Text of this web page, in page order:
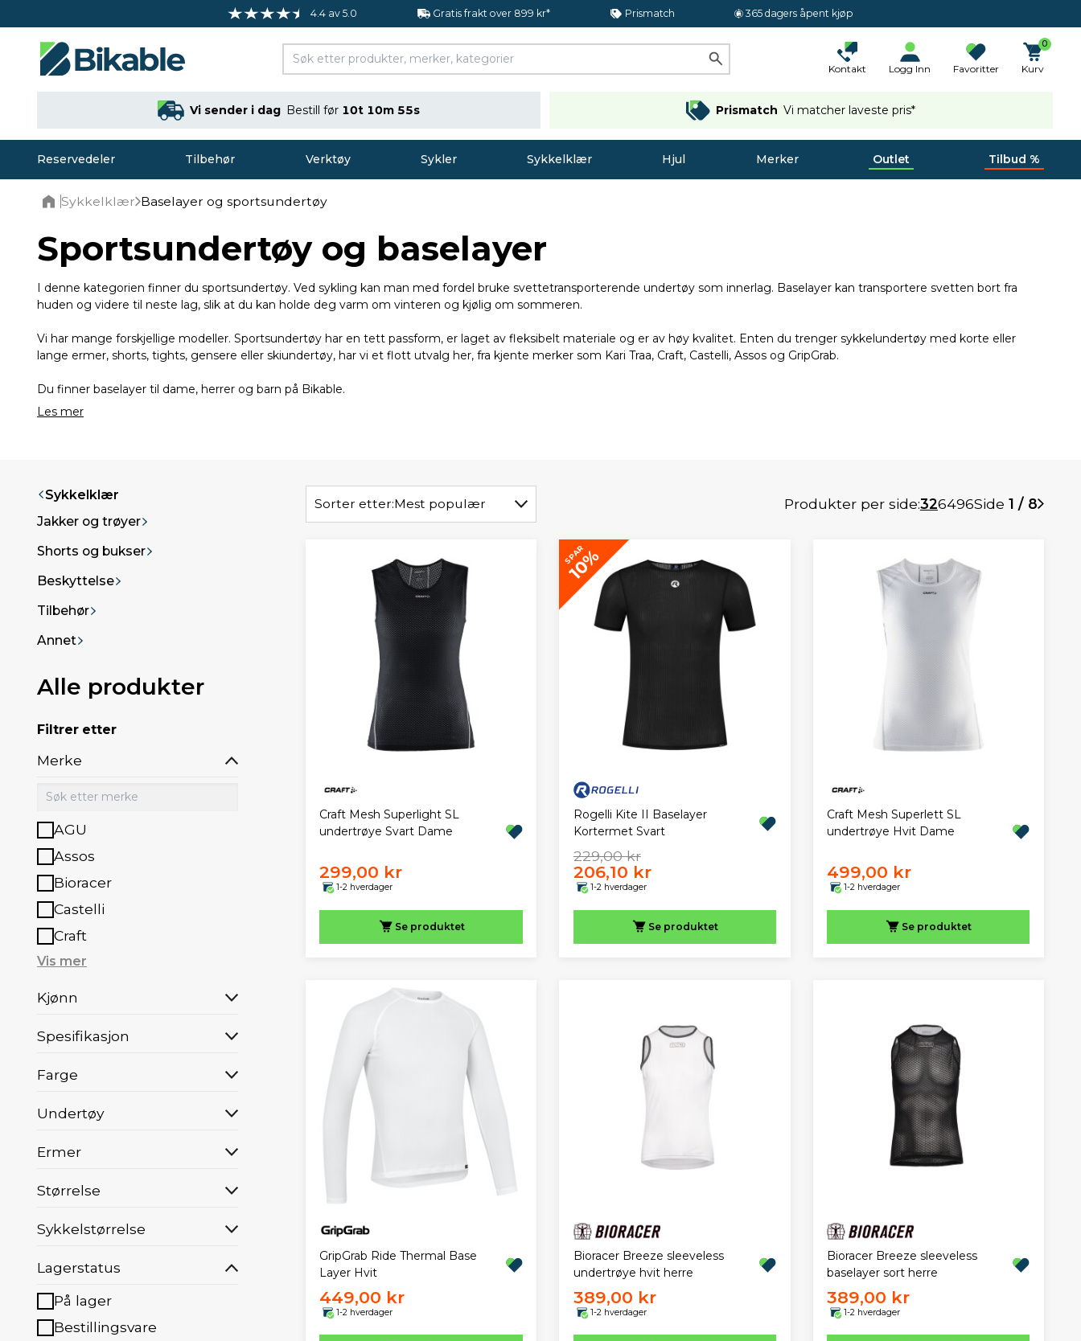
4.4 av 5.0 Gratis frakt over 899 kr* Prismatch 365 dagers åpent kjøp
Kontakt Logg Inn Favoritter
0
Kurv
Vi sender i dag Bestill før 10t 10m 53s Prismatch Vi matcher laveste pris*
Reservedeler Tilbehør Verktøy Sykler Sykkelklær Hjul Merker Outlet Tilbud %
Sykkelklær Baselayer og sportsundertøy
Sportsundertøy og baselayer
I denne kategorien finner du sportsundertøy. Ved sykling kan man med fordel bruke svettetransporterende undertøy som innerlag. Baselayer kan transportere svetten bort fra
huden og videre til neste lag, slik at du kan holde deg varm om vinteren og kjølig om sommeren.
Vi har mange forskjellige modeller. Sportsundertøy har en tett passform, er laget av fleksibelt materiale og er av høy kvalitet. Enten du trenger sykkelundertøy med korte eller
lange ermer, shorts, tights, gensere eller skiundertøy, har vi et flott utvalg her, fra kjente merker som Kari Traa, Craft, Castelli, Assos og GripGrab.
Du finner baselayer til dame, herrer og barn på Bikable.
Les mer
Sykkelklær
Jakker og trøyer
Shorts og bukser
Beskyttelse
Tilbehør
Annet
Alle produkter
Filtrer etter
Merke
AGU
Assos
Bioracer
Castelli
Craft
Vis mer
Kjønn
Spesifikasjon
Farge
Undertøy
Ermer
Størrelse
Sykkelstørrelse
Lagerstatus
På lager
Bestillingsvare
Sorter etter:Mest populær Produkter per side:326496Side 1 / 8
Craft Mesh Superlight SL
undertrøye Svart Dame
299,00 kr
1-2 hverdager
Se produktet
SPAR
10%
Rogelli Kite II Baselayer
Kortermet Svart
229,00 kr
206,10 kr
1-2 hverdager
Se produktet
Craft Mesh Superlett SL
undertrøye Hvit Dame
499,00 kr
1-2 hverdager
Se produktet
GripGrab Ride Thermal Base
Layer Hvit
449,00 kr
1-2 hverdager
Bioracer Breeze sleeveless
undertrøye hvit herre
389,00 kr
1-2 hverdager
Bioracer Breeze sleeveless
baselayer sort herre
389,00 kr
1-2 hverdager